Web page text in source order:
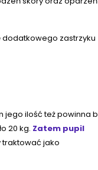
zastrzyku
jego ilość też powinna
20 kg. Zatem pupil
traktować jako